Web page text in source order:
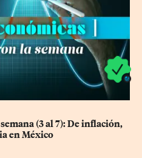
(3 al 7): De inflación,
en México